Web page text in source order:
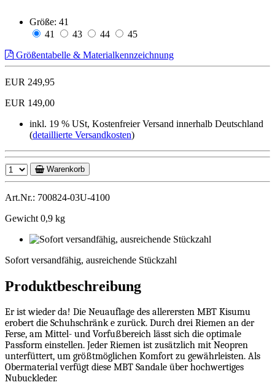
Größe: 41
41
43 44
45
Größentabelle & Materialkennzeichnung
EUR 249,95
EUR 149,00
inkl. 19 % USt, Kostenfreier Versand innerhalb Deutschland
(detaillierte Versandkosten)
Warenkorb
Art.Nr.: 700824-03U-4100
Gewicht 0,9 kg
Sofort versandfähig, ausreichende Stückzahl
Produktbeschreibung
Er ist wieder da! Die Neuauflage des allerersten MBT Kisumu
erobert die Schuhschränk e zurück. Durch drei Riemen an der
Ferse, am Mittel- und Vorfußbereich lässt sich die optimale
Passform einstellen. Jeder Riemen ist zusätzlich mit Neopren
unterfüttert, um größtmöglichen Komfort zu gewährleisten. Als
Obermaterial verfügt diese MBT Sandale über hochwertiges
Nubuckleder.